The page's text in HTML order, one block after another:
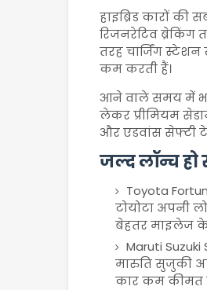
हाइब्रिड कारों
रिजनरेटिव ब्रेकिंग
तरह चार्जिंग
कम करती हैं।
आने वाले समय में
लेकर प्रीमियम
और एडवांस सेफ्टी
जल्द लॉन्च हो
Toyota
टोयोटा अपनी
बेहतर माइलेज के
Maruti Suzuki
मारुति सुजुकी
कार कम कीमत